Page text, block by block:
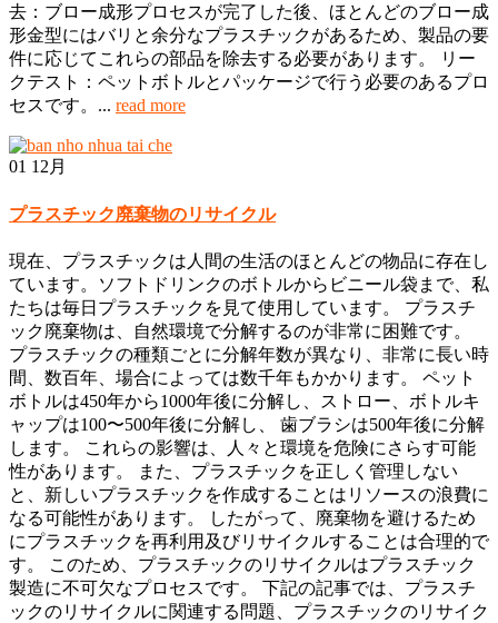
去：ブロー成形プロセスが完了した後、ほとんどのブロー成
形金型にはバリと余分なプラスチックがあるため、製品の要
件に応じてこれらの部品を除去する必要があります。 リー
クテスト：ペットボトルとパッケージで行う必要のあるプロ
セスです。... read more
01 12月
プラスチック廃棄物のリサイクル
現在、プラスチックは人間の生活のほとんどの物品に存在し
ています。ソフトドリンクのボトルからビニール袋まで、私
たちは毎日プラスチックを見て使用しています。 プラスチ
ック廃棄物は、自然環境で分解するのが非常に困難です。
プラスチックの種類ごとに分解年数が異なり、非常に長い時
間、数百年、場合によっては数千年もかかります。 ペット
ボトルは450年から1000年後に分解し、ストロー、ボトルキ
ャップは100〜500年後に分解し、 歯ブラシは500年後に分解
します。 これらの影響は、人々と環境を危険にさらす可能
性があります。 また、プラスチックを正しく管理しない
と、新しいプラスチックを作成することはリソースの浪費に
なる可能性があります。 したがって、廃棄物を避けるため
にプラスチックを再利用及びリサイクルすることは合理的で
す。 このため、プラスチックのリサイクルはプラスチック
製造に不可欠なプロセスです。 下記の記事では、プラスチ
ックのリサイクルに関連する問題、プラスチックのリサイク